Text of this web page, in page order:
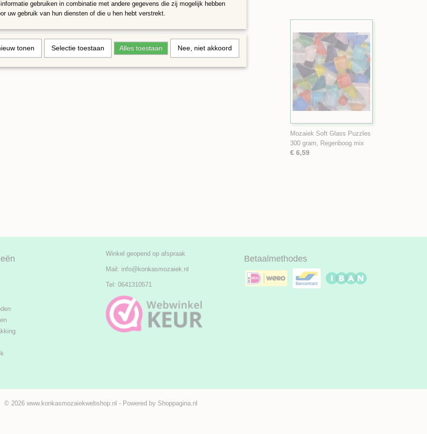
Mozaiek Soft Glass Puzzles
300 gram, Regenboog mix
€ 6,59
Winkel geopend op afspraak
Mail: info@konkasmozaiek.nl
Tel: 0641310571
Betaalmethodes
© 2026 www.konkasmozaiekwebshop.nl - Powered by Shoppagina.nl
gebruiken in combinatie met andere gegevens die zij mogelijk hebben
uw gebruik van hun diensten of die u hen hebt verstrekt.
tonen Selectie toestaan Alles toestaan Nee, niet akkoord